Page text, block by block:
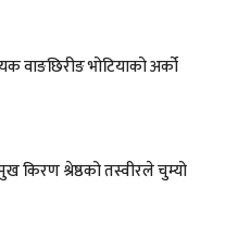
वाङछिरीङ भोटियाको अर्को
किरण श्रेष्ठको तस्वीरले चुम्यो